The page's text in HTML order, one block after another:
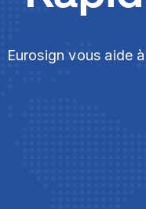
Eurosign vous aide